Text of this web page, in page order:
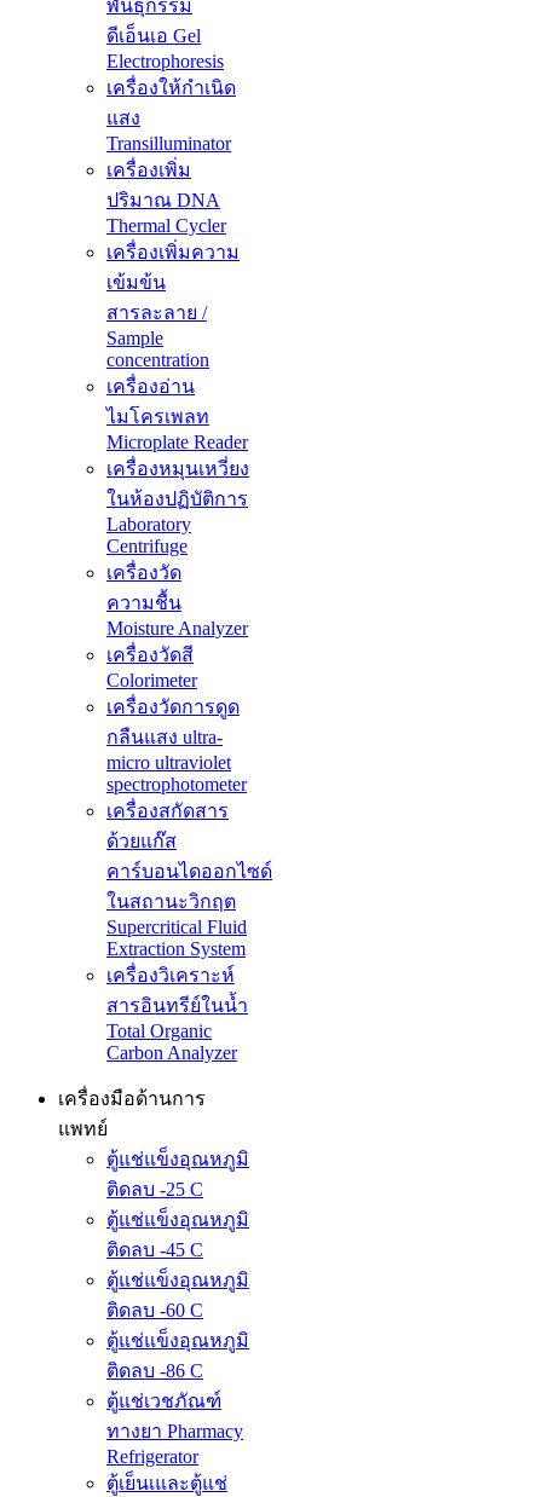
พันธุกรรม
ดีเอ็นเอ Gel
Electrophoresis
เครื่องให้กำเนิด
แสง
Transilluminator
เครื่องเพิ่ม
ปริมาณ DNA
Thermal Cycler
เครื่องเพิ่มความ
เข้มข้น
สารละลาย /
Sample
concentration
เครื่องอ่าน
ไมโครเพลท
Microplate Reader
เครื่องหมุนเหวี่ยง
ในห้องปฏิบัติการ
Laboratory
Centrifuge
เครื่องวัด
ความชื้น
Moisture Analyzer
เครื่องวัดสี
Colorimeter
เครื่องวัดการดูด
กลืนแสง ultra-
micro ultraviolet
spectrophotometer
เครื่องสกัดสาร
ด้วยแก๊ส
คาร์บอนไดออกไซด์
ในสถานะวิกฤต
Supercritical Fluid
Extraction System
เครื่องวิเคราะห์
สารอินทรีย์ในน้ำ
Total Organic
Carbon Analyzer
เครื่องมือด้านการ
แพทย์
ตู้แช่แข็งอุณหภูมิ
ติดลบ -25 C
ตู้แช่แข็งอุณหภูมิ
ติดลบ -45 C
ตู้แช่แข็งอุณหภูมิ
ติดลบ -60 C
ตู้แช่แข็งอุณหภูมิ
ติดลบ -86 C
ตู้แช่เวชภัณฑ์
ทางยา Pharmacy
Refrigerator
ตู้เย็นเและตู้แช่